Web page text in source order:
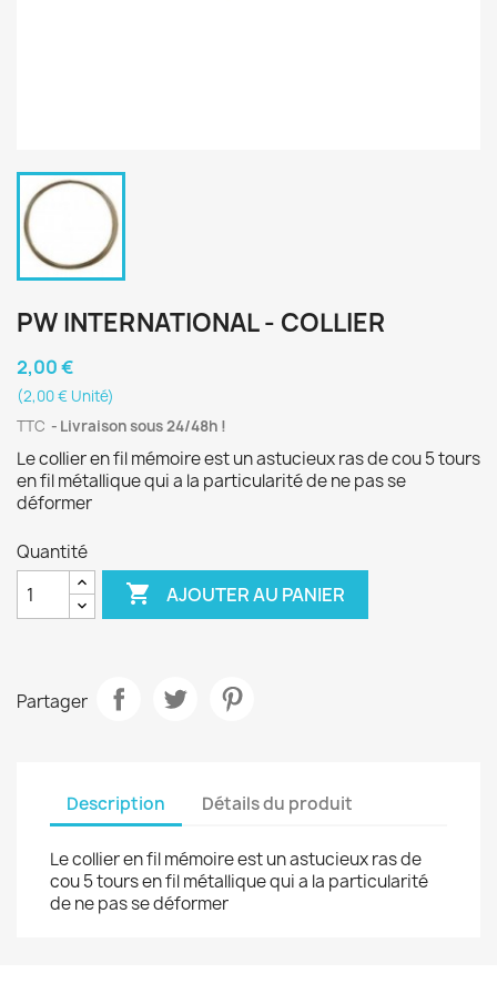
PW INTERNATIONAL - COLLIER
2,00 €
(2,00 € Unité)
TTC
Livraison sous 24/48h !
Le collier en fil mémoire est un astucieux ras de cou 5 tours
en fil métallique qui a la particularité de ne pas se
déformer
Quantité
 AJOUTER AU PANIER
Partager
Description Détails du produit
Le collier en fil mémoire est un astucieux ras de
cou 5 tours en fil métallique qui a la particularité
de ne pas se déformer